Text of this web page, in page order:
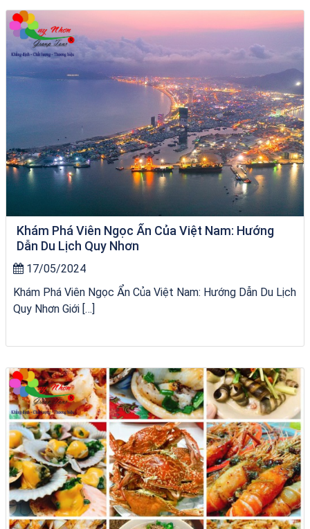
Khám Phá Viên Ngọc Ẩn Của Việt Nam: Hướng
Dẫn Du Lịch Quy Nhơn
17/05/2024
Khám Phá Viên Ngọc Ẩn Của Việt Nam: Hướng Dẫn Du Lịch
Quy Nhơn Giới […]
City Tour Quy Nhơn